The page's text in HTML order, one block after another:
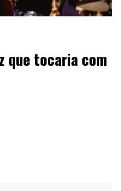
que tocaria com